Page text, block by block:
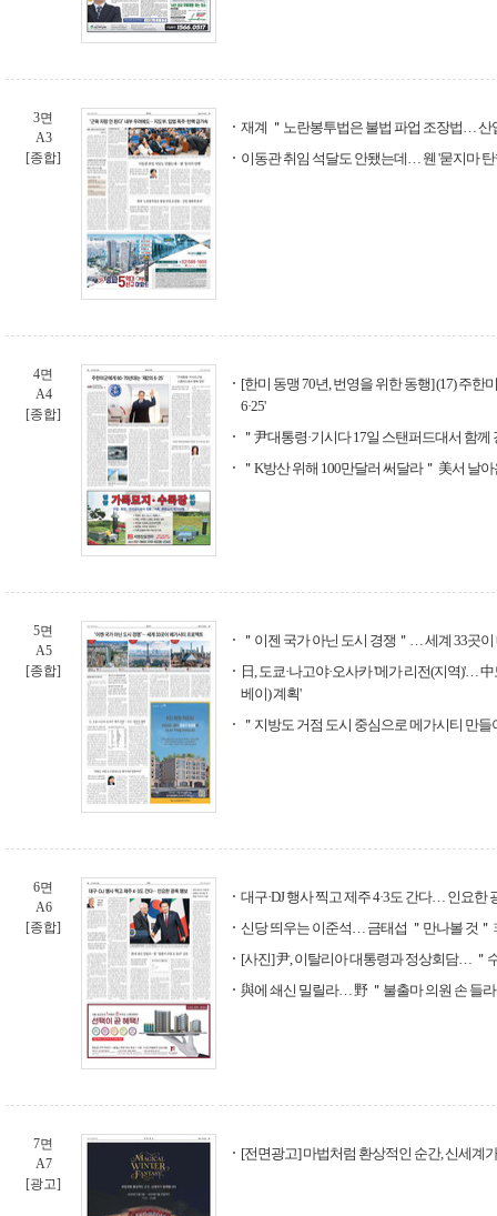
3면
A3
[종합]
재계 ＂노란봉투법은 불법 파업 조장법… 산
이동관 취임 석달도 안됐는데… 웬 '묻지마 탄
4면
A4
[종합]
[한미 동맹 70년, 번영을 위한 동행] (17) 주한
6·25'
＂尹대통령·기시다 17일 스탠퍼드대서 함께
＂K방산 위해 100만달러 써달라＂ 美서 날
5면
A5
[종합]
＂이젠 국가 아닌 도시 경쟁＂… 세계 33곳
日, 도쿄·나고야·오사카 '메가 리전(지역)'…
베이) 계획'
＂지방도 거점 도시 중심으로 메가시티 만들
6면
A6
[종합]
대구·DJ 행사 찍고 제주 4·3도 간다… 인요한
신당 띄우는 이준석… 금태섭 ＂만나볼 것＂
[사진] 尹, 이탈리아 대통령과 정상회담… ＂
與에 쇄신 밀릴라… 野 ＂불출마 의원 손 들
7면
A7
[광고]
[전면광고] 마법처럼 환상적인 순간, 신세계